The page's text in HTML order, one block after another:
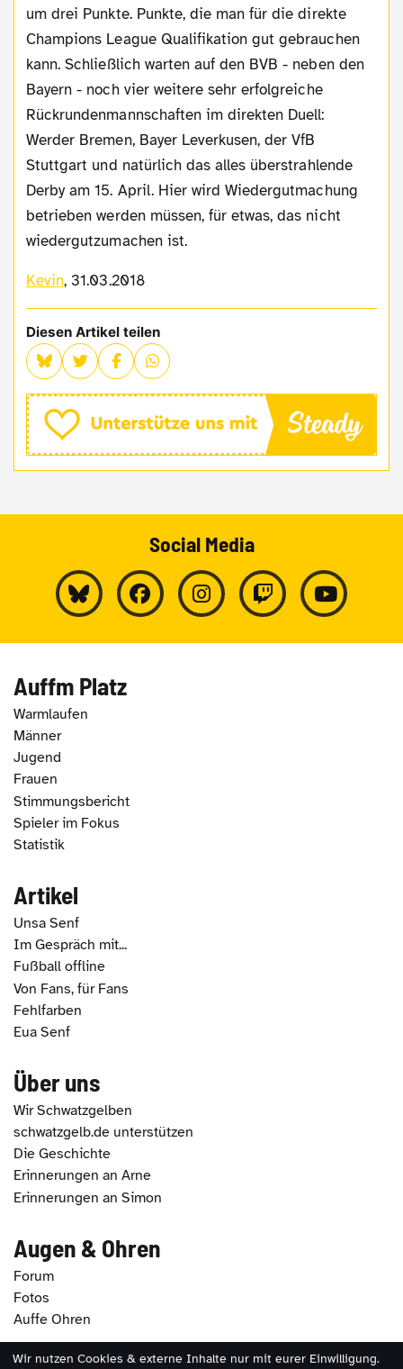
um drei Punkte. Punkte, die man für die direkte
Champions League Qualifikation gut gebrauchen
kann. Schließlich warten auf den BVB - neben den
Bayern - noch vier weitere sehr erfolgreiche
Rückrundenmannschaften im direkten Duell:
Werder Bremen, Bayer Leverkusen, der VfB
Stuttgart und natürlich das alles überstrahlende
Derby am 15. April. Hier wird Wiedergutmachung
betrieben werden müssen, für etwas, das nicht
wiedergutzumachen ist.
Kevin, 31.03.2018
Diesen Artikel teilen
Social Media
Auffm Platz
Warmlaufen
Männer
Jugend
Frauen
Stimmungsbericht
Spieler im Fokus
Statistik
Artikel
Unsa Senf
Im Gespräch mit...
Fußball offline
Von Fans, für Fans
Fehlfarben
Eua Senf
Über uns
Wir Schwatzgelben
schwatzgelb.de unterstützen
Die Geschichte
Erinnerungen an Arne
Erinnerungen an Simon
Augen & Ohren
Forum
Fotos
Auffe Ohren
Wir nutzen Cookies & externe Inhalte nur mit eurer Einwilligung.